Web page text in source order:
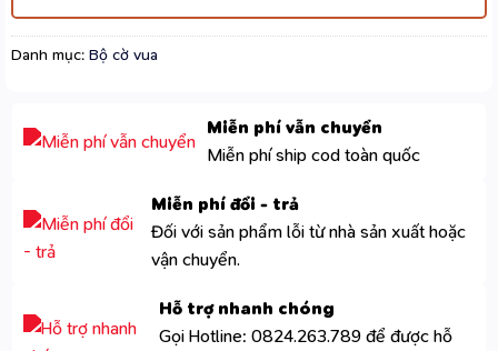
Danh mục: Bộ cờ vua
Miễn phí vẫn chuyển
Miễn phí ship cod toàn quốc
Miễn phí đổi - trả
Đối với sản phẩm lỗi từ nhà sản xuất hoặc
vận chuyển.
Hỗ trợ nhanh chóng
Gọi Hotline: 0824.263.789 để được hỗ